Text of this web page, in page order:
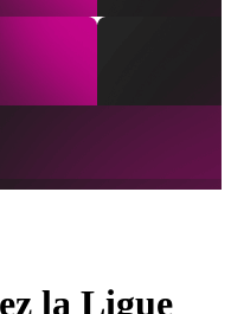
la Ligue